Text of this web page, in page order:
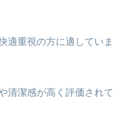
適重視の方に適していま
清潔感が高く評価されて